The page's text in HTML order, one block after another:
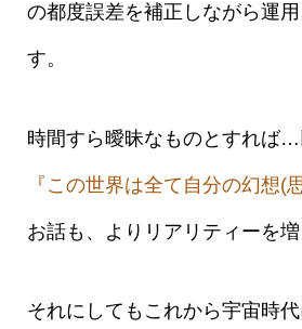
の都度誤差を補正しながら運
す。
時間すら曖昧なものとすれば
『この世界は全て自分の幻想(
お話も、よりリアリティーを増
それにしてもこれから宇宙時